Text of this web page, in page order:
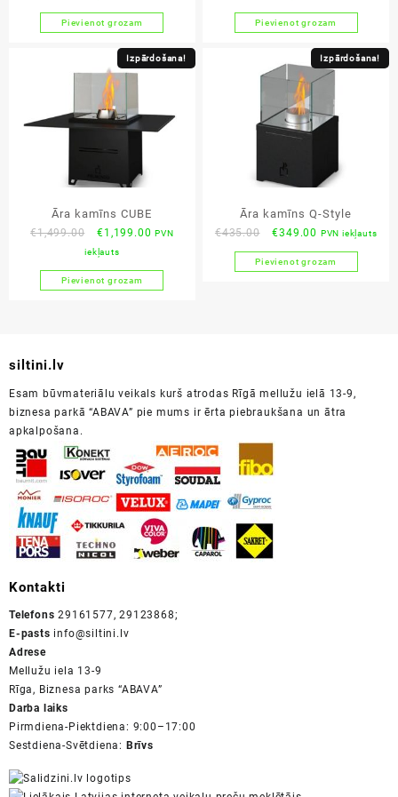
was:
€3,135.00.
is:
€2,508.00.
Pievienot grozam
was:
€3,125.00.
is:
Pievienot grozam
Izpārdošana!
Āra kamīns CUBE
€1,499.00
Original
price
was:
€1,499.00.
€1,199.00 Current
is:
€1,199.00.
PVN
iekļauts
Pievienot grozam
Izpārdošana!
Āra kamīns Q-Style
€435.00
Original
price
was:
€349.00 Current
price
is:
PVN iekļauts
Pievienot grozam
siltini.lv
Esam būvmateriālu veikals kurš atrodas Rīgā mellužu ielā 13-9,
biznesa parkā “ABAVA” pie mums ir ērta piebraukšana un ātra
apkalpošana.
Kontakti
Telefons 29161577, 29123868;
E-pasts info@siltini.lv
Adrese
Mellužu iela 13-9
Rīga, Biznesa parks “ABAVA”
Darba laiks
Pirmdiena-Piektdiena: 9:00–17:00
Sestdiena-Svētdiena: Brīvs